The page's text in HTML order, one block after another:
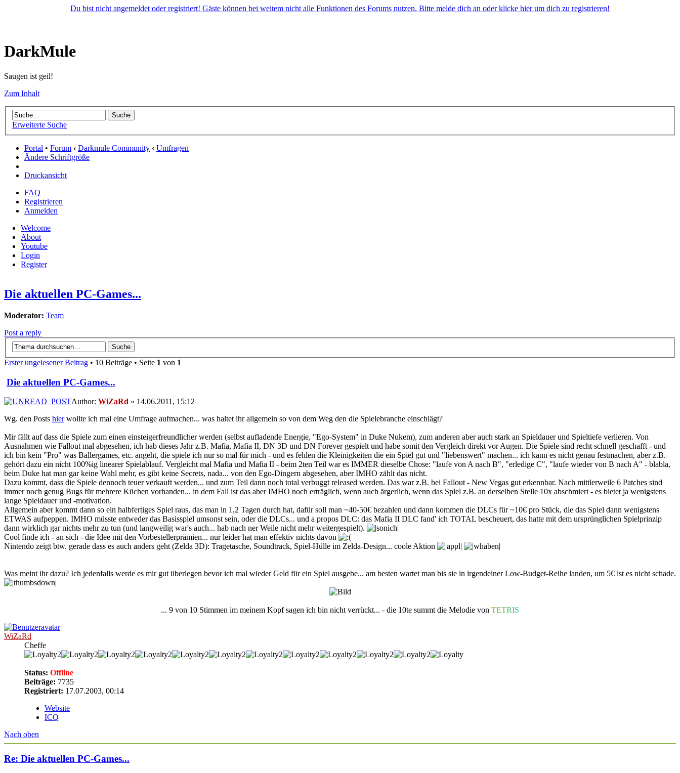
Du bist nicht angemeldet oder registriert! Gäste können bei weitem nicht alle Funktionen des Forums nutzen. Bitte melde dich an oder klicke hier um dich zu registrieren!
DarkMule
Saugen ist geil!
Zum Inhalt
Erweiterte Suche
Portal • Forum ‹ Darkmule Community ‹ Umfragen
Ändere Schriftgröße
Druckansicht
FAQ
Registrieren
Anmelden
Welcome
About
Youtube
Login
Register
Die aktuellen PC-Games...
Moderator: Team
Post a reply
Erster ungelesener Beitrag • 10 Beiträge • Seite 1 von 1
Die aktuellen PC-Games...
Author: WiZaRd » 14.06.2011, 15:12
Wg. den Posts hierwollte ich mal eine Umfrage aufmachen... was haltet ihr allgemein so von dem Weg den die Spielebranche einschlägt?
Mir fällt auf dass die Spiele zum einen einsteigerfreundlicher werden (selbst aufladende Energie, "Ego-System" in Duke Nukem), zum anderen aber auch stark an Spieldauer und Spieltiefe verlieren. Von
Ausnahmen wie Fallout mal abgesehen, ich hab dieses Jahr z.B. Mafia, Mafia II, DN 3D und DN Forever gespielt und habe somit den Vergleich direkt vor Augen. Die Spiele sind recht schnell geschafft - und
ich bin kein "Pro" was Ballergames, etc. angeht, die spiele ich nur so mal für mich - und es fehlen die Kleinigkeiten die ein Spiel gut und "liebenswert" machen... ich kann es nicht genau festmachen, aber z.B.
gehört dazu ein nicht 100%ig linearer Spielablauf. Vergleicht mal Mafia und Mafia II - beim 2ten Teil war es IMMER dieselbe Chose: "laufe von A nach B", "erledige C", "laufe wieder von B nach A" - blabla,
beim Duke hat man garkeine Wahl mehr, es gibt keine Secrets, nada... von den Ego-Dingern abgesehen, aber IMHO zählt das nicht.
Dazu kommt, dass die Spiele dennoch teuer verkauft werden... und zum Teil dann noch total verbuggt released werden. Das war z.B. bei Fallout - New Vegas gut erkennbar. Nach mittlerweile 6 Patches sind
immer noch genug Bugs für mehrere Küchen vorhanden... in dem Fall ist das aber IMHO noch erträglich, wenn auch ärgerlich, wenn das Spiel z.B. an derselben Stelle 10x abschmiert - es bietet ja wenigstens
lange Spieldauer und -motivation.
Allgemein aber kommt dann so ein halbfertiges Spiel raus, das man in 1,2 Tagen durch hat, dafür soll man ~40-50€ bezahlen und dann kommen die DLCs für ~10€ pro Stück, die das Spiel dann wenigstens
ETWAS aufpeppen. IMHO müsste entweder das Basisspiel umsonst sein, oder die DLCs... und a propos DLC: das Mafia II DLC fand' ich TOTAL bescheuert, das hatte mit dem ursprünglichen Spielprinzip
dann wirklich gar nichts mehr zu tun (und langweilig war's auch... hab nach ner Weile nicht mehr weitergespielt).
Cool finde ich - an sich - die Idee mit den Vorbestellerprämien... nur leider hat man effektiv nichts davon
Nintendo zeigt btw. gerade dass es auch anders geht (Zelda 3D): Tragetasche, Soundtrack, Spiel-Hülle im Zelda-Design... coole Aktion
Was meint ihr dazu? Ich jedenfalls werde es mir gut überlegen bevor ich mal wieder Geld für ein Spiel ausgebe... am besten wartet man bis sie in irgendeiner Low-Budget-Reihe landen, um 5€ ist es nicht schade.
... 9 von 10 Stimmen im meinem Kopf sagen ich bin nicht verrückt... - die 10te summt die Melodie von TETRIS
WiZaRd
Cheffe
Status: Offline
Beiträge: 7735
Registriert: 17.07.2003, 00:14
Website
ICQ
Nach oben
Re: Die aktuellen PC-Games...